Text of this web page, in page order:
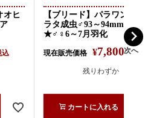
オヒ
込
【ブリード】パラワンオオ
ラタ成虫♂93～94mmペア
★♂♀6～7月羽化
現在販売価格 ¥7,800 税込
残りわずか
カートに入れる
次へ